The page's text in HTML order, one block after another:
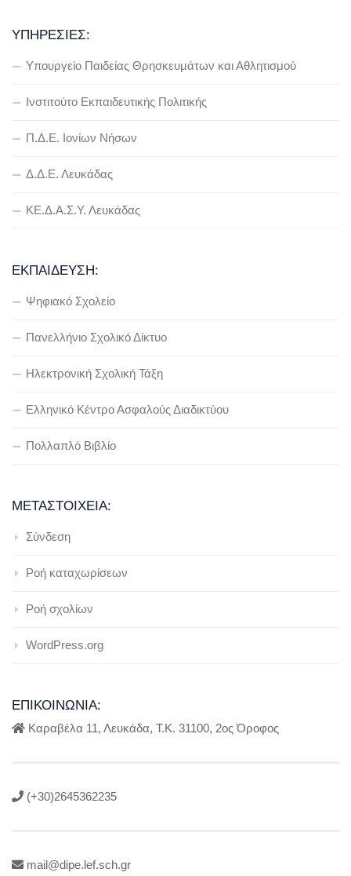
ΥΠΗΡΕΣΊΕΣ:
Υπουργείο Παιδείας Θρησκευμάτων και Αθλητισμού
Ινστιτούτο Εκπαιδευτικής Πολιτικής
Π.Δ.Ε. Ιονίων Νήσων
Δ.Δ.Ε. Λευκάδας
ΚΕ.Δ.Α.Σ.Υ. Λευκάδας
ΕΚΠΑΊΔΕΥΣΗ:
Ψηφιακό Σχολείο
Πανελλήνιο Σχολικό Δίκτυο
Ηλεκτρονική Σχολική Τάξη
Ελληνικό Κέντρο Ασφαλούς Διαδικτύου
Πολλαπλό Βιβλίο
ΜΕΤΑΣΤΟΙΧΕΊΑ:
Σύνδεση
Ροή καταχωρίσεων
Ροή σχολίων
WordPress.org
ΕΠΙΚΟΙΝΩΝΊΑ:
Καραβέλα 11, Λευκάδα, Τ.Κ. 31100, 2ος Όροφος
(+30)2645362235
mail@dipe.lef.sch.gr